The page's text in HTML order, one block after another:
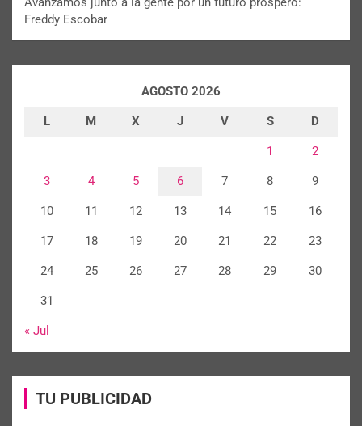
Freddy Escobar
AGOSTO 2026
L M X J V S D
1 2
3 4 5 6 7 8 9
10 11 12 13 14 15 16
17 18 19 20 21 22 23
24 25 26 27 28 29 30
31
« Jul
TU PUBLICIDAD